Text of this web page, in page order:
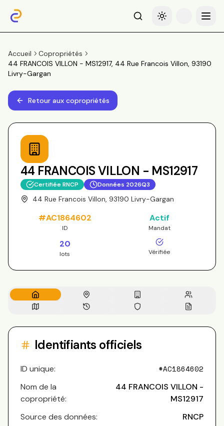
RechercheBasculer le thème
Menu
Accueil
Copropriétés
44 FRANCOIS VILLON - MS12917, 44 Rue Francois Villon, 93190
Livry-Gargan
Retour aux copropriétés
44 FRANCOIS VILLON - MS12917
Certifiée RNCP Données 2026Q3
44 Rue Francois Villon, 93190 Livry-Gargan
#AC1864602
ID
Actif
Mandat
20
lots Vérifiée
Identifiants officiels
ID unique: #AC1864602
Nom de la
copropriété:
44 FRANCOIS VILLON -
MS12917
Source des données:
RNCP